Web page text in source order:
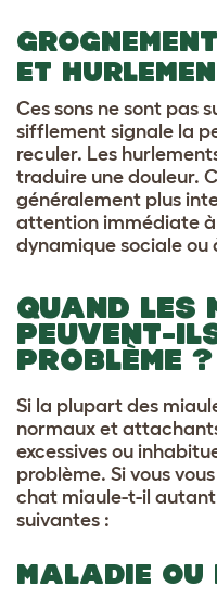
ET
Ces sons ne sont pas
sifflement signale la
reculer. Les
traduire une douleur.
généralement plus
attention immédiate à
dynamique sociale ou
QUAND LES
PEUVENT-
PROBLÈME ?
Si la plupart des
normaux et
excessives ou
problème. Si vous
chat miaule-t-il autant
suivantes :
MALADIE OU